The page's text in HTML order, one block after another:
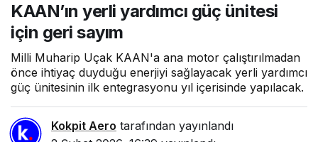
sayım
KAAN’ın yerli yardımcı güç ünitesi
için geri sayım
Milli Muharip Uçak KAAN'a ana motor çalıştırılmadan
önce ihtiyaç duyduğu enerjiyi sağlayacak yerli yardımcı
güç ünitesinin ilk entegrasyonu yıl içerisinde yapılacak.
Kokpit Aero tarafından yayınlandı